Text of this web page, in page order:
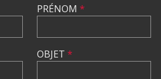
PRÉNOM *
OBJET *